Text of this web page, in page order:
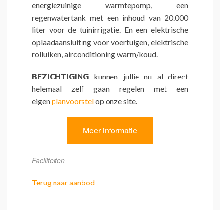
energiezuinige warmtepomp, een
regenwatertank met een inhoud van 20.000
liter voor de tuinirrigatie. En een elektrische
oplaadaansluiting voor voertuigen, elektrische
rolluiken, airconditioning warm/koud.
BEZICHTIGING kunnen jullie nu al direct
helemaal zelf gaan regelen met een
eigenplanvoorstelop onze site.
Meer informatie
Faciliteiten
Terug naar aanbod